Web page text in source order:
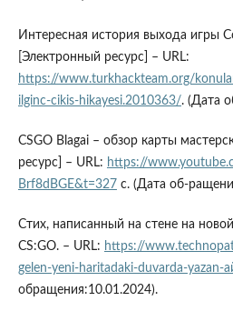
Интересная история выхода игры
[Электронный ресурс] – URL:
https://www.turkhackteam.org/
ilginc-cikis-hikayesi.2010363/. (Дата
CSGO Blagai – обзор карты
ресурс] – URL: https://
Brf8dBGE&t=327с. (Дата об-
Стих, написанный на стене на
CS:GO. – URL: https://
gelen-yeni-haritadaki-duvarda-yazan-
обращения:10.01.2024).